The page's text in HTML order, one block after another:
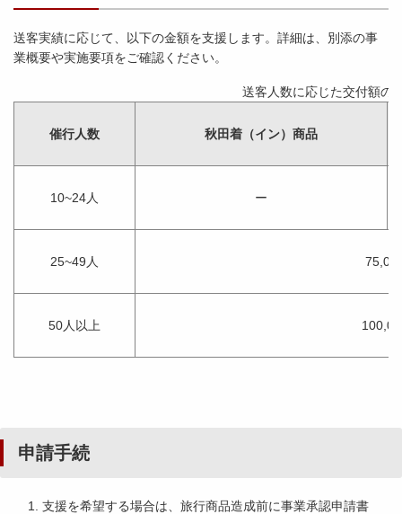
送客実績に応じて、以下の金額を支援します。詳細は、別添の事
業概要や実施要項をご確認ください。
送客人数に応じた交付額の
催行人数 秋田着（イン）商品
10~24人 ー
25~49人
50人以上
申請手続
支援を希望する場合は、旅行商品造成前に事業承認申請書